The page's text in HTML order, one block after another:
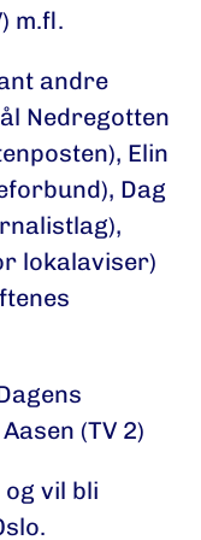
m.fl.
andre
Nedregotten
Elin
Dag
lokalaviser)
(TV 2)
vil bli